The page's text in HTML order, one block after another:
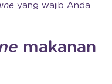
yang wajib Anda
makanan